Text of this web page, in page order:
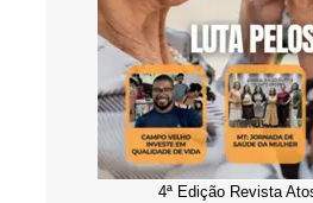
4ª Edição Revista